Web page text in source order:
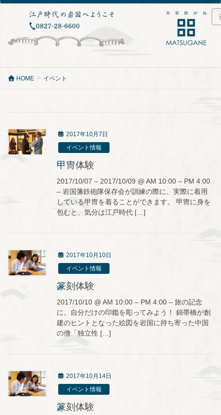
HOME イベント
2017年10月7日
イベント情報
甲冑体験
2017/10/07 – 2017/10/09 @ AM 10:00 – PM 4:00
– 岩国藩鉄砲隊保存会が訓練の際に、実際に着用
している甲冑を着ることができます。 甲冑に身を
包むと、気分は江戸時代 […]
2017年10月10日
イベント情報
篆刻体験
2017/10/10 @ AM 10:00 – PM 4:00 – 旅の記念
に。自分だけの印鑑を彫ってみよう！ 錦帯橋が創
建のヒントとなった絵図を岩国に持ち寄った中国
の僧「独立性 […]
2017年10月14日
イベント情報
篆刻体験